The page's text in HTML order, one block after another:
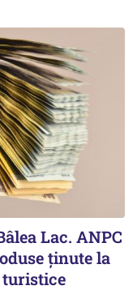
Lac. ANPC
ținute la
turistice